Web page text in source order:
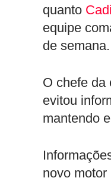
quanto
equipe
de semana.
O chefe da
evitou
mantendo
novo